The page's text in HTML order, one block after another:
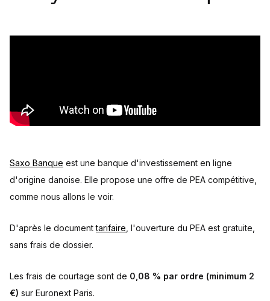
Saxo Banque est une banque d'investissement en ligne
d'origine danoise. Elle propose une offre de PEA compétitive,
comme nous allons le voir.
D'après le documenttarifaire , l'ouverture du PEA est gratuite,
sans frais de dossier.
Les frais de courtage sont de 0,08 % par ordre (minimum 2
€) sur Euronext Paris.